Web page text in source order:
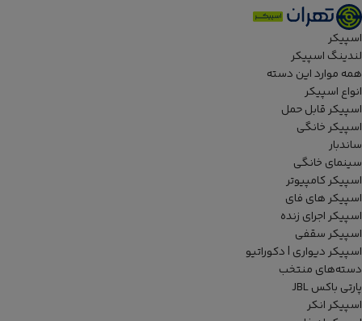
اسپیکر
لندینگ اسپیکر
همه موارد این دسته
انواع اسپیکر
اسپیکر قابل حمل
اسپیکر خانگی
ساندبار
سینمای خانگی
اسپیکر کامپیوتر
اسپیکر های فای
اسپیکر اجرای زنده
اسپیکر سقفی
اسپیکر دیواری | دکوراتیو
دسته‌های منتخب
پارتی باکس JBL
اسپیکر انکر